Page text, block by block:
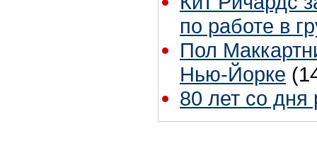
по работе в
Пол
Нью-Йорке
80 лет со